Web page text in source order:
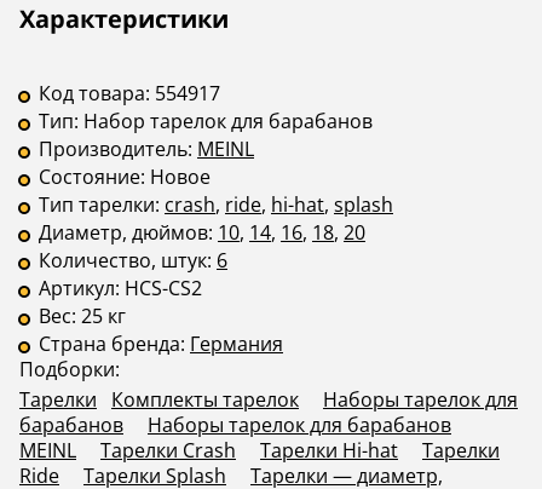
Описание
Характеристики
Инструкции
Код товара: 554917
Тип: Набор тарелок для барабанов
Производитель: MEINL
Состояние: Новое
Тип тарелки: crash, ride, hi-hat, splash
Диаметр, дюймов: 10, 14, 16, 18, 20
Количество, штук: 6
Артикул: HCS-CS2
Вес: 25 кг
Страна бренда: Германия
Подборки:
Тарелки
Комплекты тарелок
Наборы тарелок для
барабанов
Наборы тарелок для барабанов
MEINL
Тарелки Crash Тарелки Hi-hat
Тарелки
Ride
Тарелки Splash
Тарелки — диаметр,